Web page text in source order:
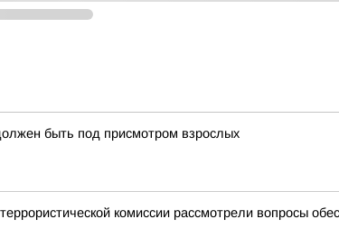
быть под присмотром взрослых
комиссии рассмотрели вопросы